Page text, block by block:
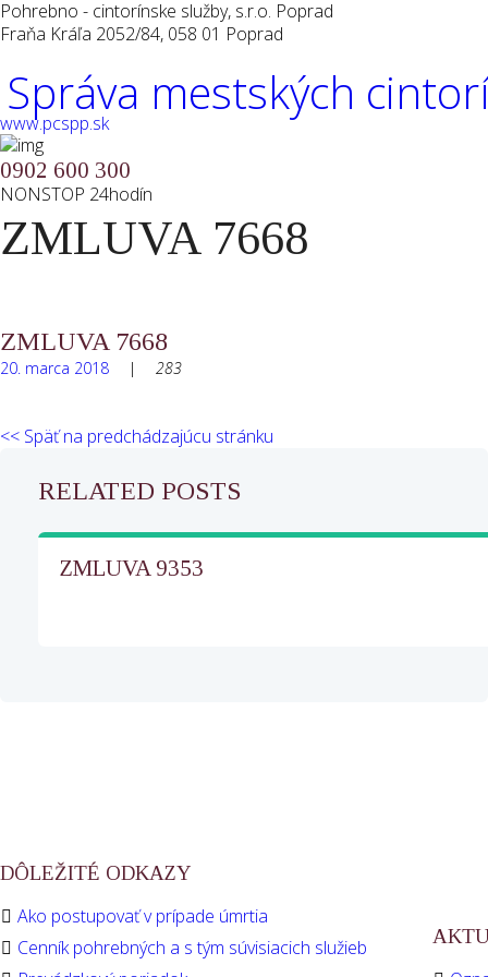
Pohrebno - cintorínske služby, s.r.o. Poprad
Fraňa Kráľa 2052/84, 058 01 Poprad
Správa mestských
www.pcspp.sk
0902 600 300
NONSTOP 24hodín
ZMLUVA 7668
ZMLUVA 7668
20. marca 2018 283
<< Späť na predchádzajúcu stránku
RELATED POSTS
ZMLUVA 9353
DÔLEŽITÉ ODKAZY
Ako postupovať v prípade úmrtia
Cenník pohrebných a s tým súvisiacich služieb